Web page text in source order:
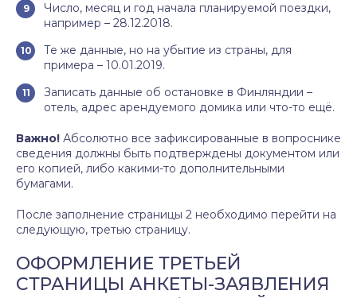
Число, месяц и год начала планируемой поездки,
например – 28.12.2018.
Те же данные, но на убытие из страны, для
примера – 10.01.2019.
Записать данные об остановке в Финляндии –
отель, адрес арендуемого домика или что-то ещё.
Важно! Абсолютно все зафиксированные в вопроснике
сведения должны быть подтверждены документом или
его копией, либо какими-то дополнительными
бумагами.
После заполнение страницы 2 необходимо перейти на
следующую, третью страницу.
ОФОРМЛЕНИЕ ТРЕТЬЕЙ
СТРАНИЦЫ АНКЕТЫ-ЗАЯВЛЕНИЯ